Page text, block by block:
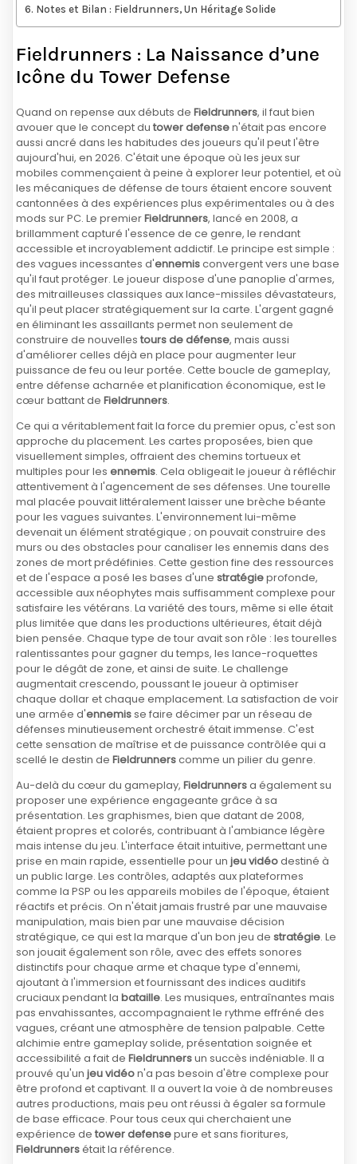
Notes et Bilan : Fieldrunners, Un Héritage Solide
Fieldrunners : La Naissance d’une
Icône du Tower Defense
Quand on repense aux débuts de Fieldrunners, il faut bien
avouer que le concept du tower defensen'était pas encore
aussi ancré dans les habitudes des joueurs qu'il peut l'être
aujourd'hui, en 2026. C'était une époque où les jeux sur
mobiles commençaient à peine à explorer leur potentiel, et où
les mécaniques de défense de tours étaient encore souvent
cantonnées à des expériences plus expérimentales ou à des
mods sur PC. Le premierFieldrunners, lancé en 2008, a
brillamment capturé l'essence de ce genre, le rendant
accessible et incroyablement addictif. Le principe est simple :
des vagues incessantes d'ennemisconvergent vers une base
qu'il faut protéger. Le joueur dispose d'une panoplie d'armes,
des mitrailleuses classiques aux lance-missiles dévastateurs,
qu'il peut placer stratégiquement sur la carte. L'argent gagné
en éliminant les assaillants permet non seulement de
construire de nouvelles tours de défense, mais aussi
d'améliorer celles déjà en place pour augmenter leur
puissance de feu ou leur portée. Cette boucle de gameplay,
entre défense acharnée et planification économique, est le
cœur battant de Fieldrunners.
Ce qui a véritablement fait la force du premier opus, c'est son
approche du placement. Les cartes proposées, bien que
visuellement simples, offraient des chemins tortueux et
multiples pour les ennemis. Cela obligeait le joueur à réfléchir
attentivement à l'agencement de ses défenses. Une tourelle
mal placée pouvait littéralement laisser une brèche béante
pour les vagues suivantes. L'environnement lui-même
devenait un élément stratégique ; on pouvait construire des
murs ou des obstacles pour canaliser les ennemis dans des
zones de mort prédéfinies. Cette gestion fine des ressources
et de l'espace a posé les bases d'une stratégieprofonde,
accessible aux néophytes mais suffisamment complexe pour
satisfaire les vétérans. La variété des tours, même si elle était
plus limitée que dans les productions ultérieures, était déjà
bien pensée. Chaque type de tour avait son rôle : les tourelles
ralentissantes pour gagner du temps, les lance-roquettes
pour le dégât de zone, et ainsi de suite. Le challenge
augmentait crescendo, poussant le joueur à optimiser
chaque dollar et chaque emplacement. La satisfaction de voir
une armée d'ennemisse faire décimer par un réseau de
défenses minutieusement orchestré était immense. C'est
cette sensation de maîtrise et de puissance contrôlée qui a
scellé le destin de Fieldrunnerscomme un pilier du genre.
Au-delà du cœur du gameplay, Fieldrunnersa également su
proposer une expérience engageante grâce à sa
présentation. Les graphismes, bien que datant de 2008,
étaient propres et colorés, contribuant à l'ambiance légère
mais intense du jeu. L'interface était intuitive, permettant une
prise en main rapide, essentielle pour un jeu vidéodestiné à
un public large. Les contrôles, adaptés aux plateformes
comme la PSP ou les appareils mobiles de l'époque, étaient
réactifs et précis. On n'était jamais frustré par une mauvaise
manipulation, mais bien par une mauvaise décision
stratégique, ce qui est la marque d'un bon jeu de stratégie. Le
son jouait également son rôle, avec des effets sonores
distinctifs pour chaque arme et chaque type d'ennemi,
ajoutant à l'immersion et fournissant des indices auditifs
cruciaux pendant la bataille. Les musiques, entraînantes mais
pas envahissantes, accompagnaient le rythme effréné des
vagues, créant une atmosphère de tension palpable. Cette
alchimie entre gameplay solide, présentation soignée et
accessibilité a fait de Fieldrunnersun succès indéniable. Il a
prouvé qu'un jeu vidéon'a pas besoin d'être complexe pour
être profond et captivant. Il a ouvert la voie à de nombreuses
autres productions, mais peu ont réussi à égaler sa formule
de base efficace. Pour tous ceux qui cherchaient une
expérience de tower defensepure et sans fioritures,
Fieldrunnersétait la référence.